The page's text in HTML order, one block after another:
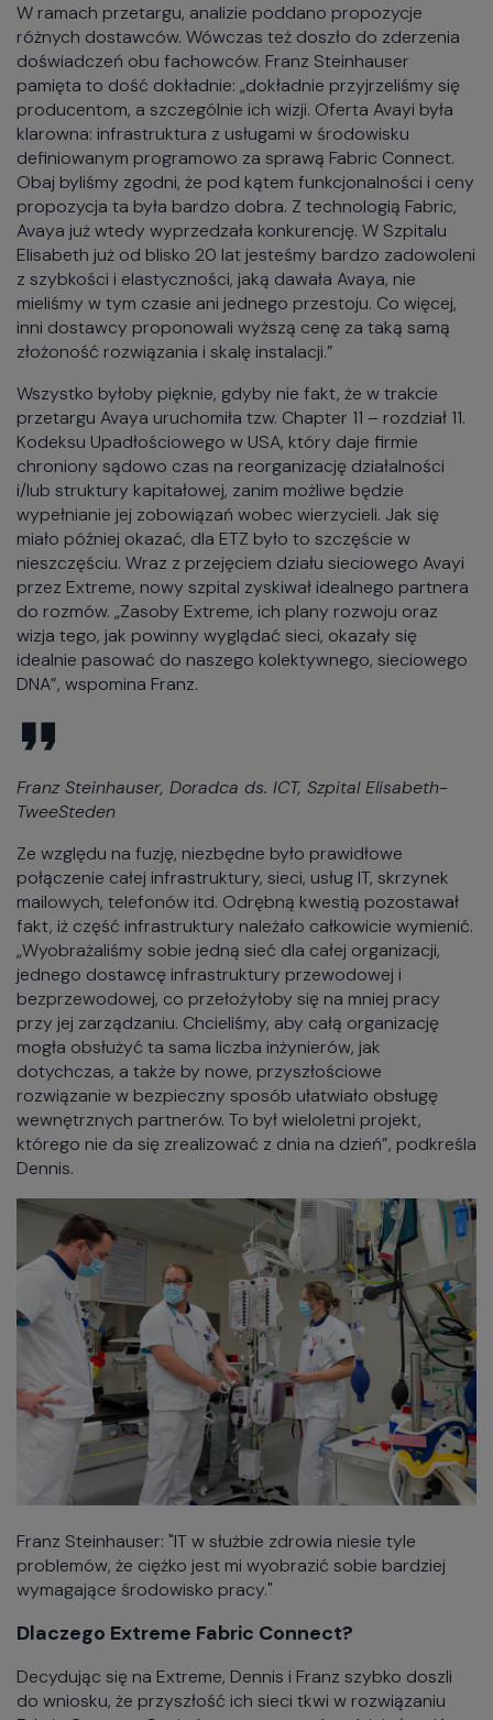
W ramach przetargu, analizie poddano propozycje
różnych dostawców. Wówczas też doszło do zderzenia
doświadczeń obu fachowców. Franz Steinhauser
pamięta to dość dokładnie: „dokładnie przyjrzeliśmy się
producentom, a szczególnie ich wizji. Oferta Avayi była
klarowna: infrastruktura z usługami w środowisku
definiowanym programowo za sprawą Fabric Connect.
Obaj byliśmy zgodni, że pod kątem funkcjonalności i ceny
propozycja ta była bardzo dobra. Z technologią Fabric,
Avaya już wtedy wyprzedzała konkurencję. W Szpitalu
Elisabeth już od blisko 20 lat jesteśmy bardzo zadowoleni
z szybkości i elastyczności, jaką dawała Avaya, nie
mieliśmy w tym czasie ani jednego przestoju. Co więcej,
inni dostawcy proponowali wyższą cenę za taką samą
złożoność rozwiązania i skalę instalacji.”
Wszystko byłoby pięknie, gdyby nie fakt, że w trakcie
przetargu Avaya uruchomiła tzw. Chapter 11 – rozdział 11.
Kodeksu Upadłościowego w USA, który daje firmie
chroniony sądowo czas na reorganizację działalności
i/lub struktury kapitałowej, zanim możliwe będzie
wypełnianie jej zobowiązań wobec wierzycieli. Jak się
miało później okazać, dla ETZ było to szczęście w
nieszczęściu. Wraz z przejęciem działu sieciowego Avayi
przez Extreme, nowy szpital zyskiwał idealnego partnera
do rozmów. „Zasoby Extreme, ich plany rozwoju oraz
wizja tego, jak powinny wyglądać sieci, okazały się
idealnie pasować do naszego kolektywnego, sieciowego
DNA”, wspomina Franz.
Franz Steinhauser, Doradca ds. ICT, Szpital Elisabeth-
TweeSteden
Ze względu na fuzję, niezbędne było prawidłowe
połączenie całej infrastruktury, sieci, usług IT, skrzynek
mailowych, telefonów itd. Odrębną kwestią pozostawał
fakt, iż część infrastruktury należało całkowicie wymienić.
„Wyobrażaliśmy sobie jedną sieć dla całej organizacji,
jednego dostawcę infrastruktury przewodowej i
bezprzewodowej, co przełożyłoby się na mniej pracy
przy jej zarządzaniu. Chcieliśmy, aby całą organizację
mogła obsłużyć ta sama liczba inżynierów, jak
dotychczas, a także by nowe, przyszłościowe
rozwiązanie w bezpieczny sposób ułatwiało obsługę
wewnętrznych partnerów. To był wieloletni projekt,
którego nie da się zrealizować z dnia na dzień”, podkreśla
Dennis.
Franz Steinhauser: "IT w służbie zdrowia niesie tyle
problemów, że ciężko jest mi wyobrazić sobie bardziej
wymagające środowisko pracy."
Dlaczego Extreme Fabric Connect?
Decydując się na Extreme, Dennis i Franz szybko doszli
do wniosku, że przyszłość ich sieci tkwi w rozwiązaniu